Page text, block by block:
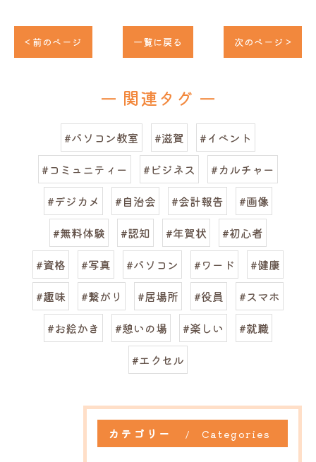
< 前のページ 一覧に戻る 次のページ >
関連タグ
#パソコン教室 #滋賀
#イベント
#コミュニティー
#ビジネス
#カルチャー
#デジカメ
#自治会 #会計報告
#画像
#無料体験
#認知 #年賀状
#初心者
#資格
#写真 #パソコン #ワード
#健康
#趣味
#繋がり #居場所 #役員
#スマホ
#お絵かき
#憩いの場 #楽しい
#就職
#エクセル
カテゴリー Categories